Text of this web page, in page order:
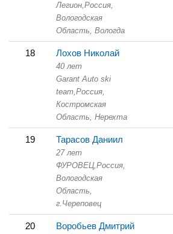
Легион,Россия,
Вологодская
Область, Вологда
18 Лохов Николай
40 лет
Garant Auto ski
team,Россия,
Костромская
Область, Нерехта
19 Тарасов Даниил
27 лет
ФУРОВЕЦ,Россия,
Вологодская
Область,
г.Череповец
20 Воробьев Дмитрий